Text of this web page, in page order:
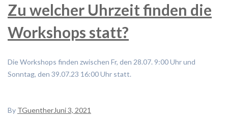
Zu welcher Uhrzeit finden die
Workshops statt?
Die Workshops finden zwischen Fr, den 28.07. 9:00 Uhr und
Sonntag, den 39.07.23 16:00 Uhr statt.
By TGuentherJuni 3, 2021